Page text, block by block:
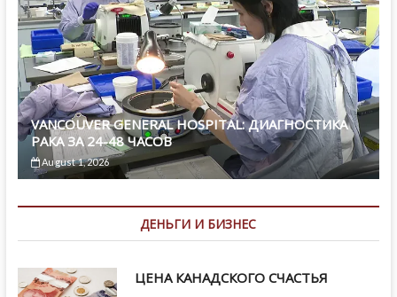
VANCOUVER GENERAL HOSPITAL: ДИАГНОСТИКА
РАКА ЗА 24-48 ЧАСОВ
August 1, 2026
ДЕНЬГИ И БИЗНЕС
ЦЕНА КАНАДСКОГО СЧАСТЬЯ